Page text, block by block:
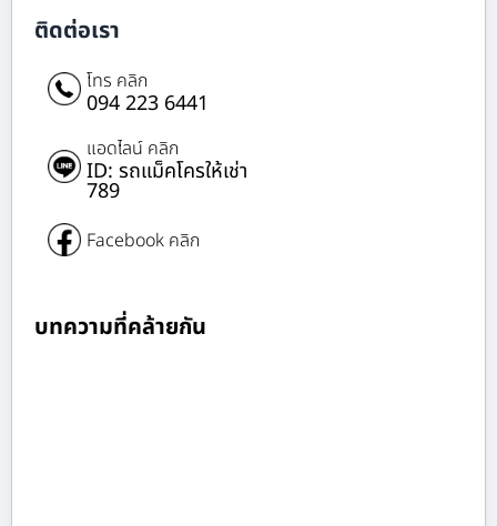
ติดต่อเรา
โทร คลิก
094 223 6441
แอดไลน์ คลิก
ID: รถแม็คโครให้เช่า
789
Facebook คลิก
บทความที่คล้ายกัน